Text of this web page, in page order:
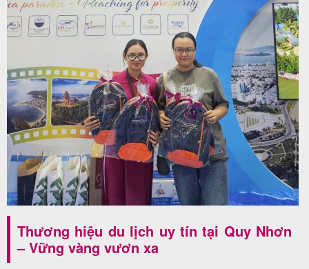
Thương hiệu du lịch uy tín tại Quy Nhơn
– Vững vàng vươn xa